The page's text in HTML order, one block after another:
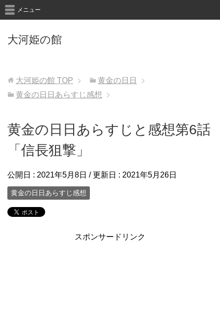
大河姫の館
メニュー
大河姫の館 TOP
黄金の日日
黄金の日日あらすじ感想
黄金の日日あらすじと感想第6話
「信長狙撃」
公開日 : 2021年5月8日 / 更新日 : 2021年5月26日
黄金の日日あらすじ感想
スポンサードリンク